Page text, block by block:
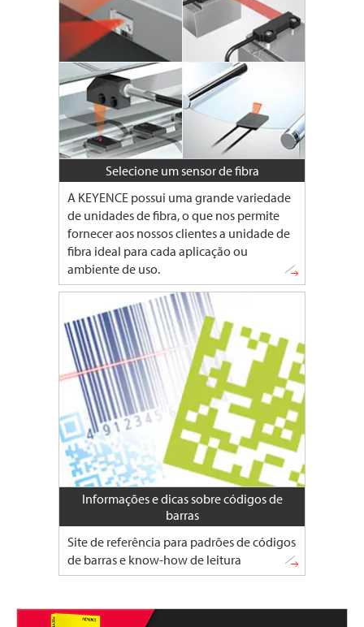
Selecione um sensor de fibra
A KEYENCE possui uma grande variedade
de unidades de fibra, o que nos permite
fornecer aos nossos clientes a unidade de
fibra ideal para cada aplicação ou
ambiente de uso.
Informações e dicas sobre códigos de
barras
Site de referência para padrões de códigos
de barras e know-how de leitura